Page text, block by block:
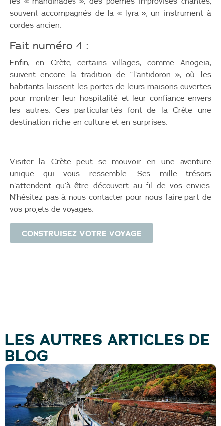
les « mandinades », des poèmes improvisés chantés,
souvent accompagnés de la « lyra », un instrument à
cordes ancien.
Fait numéro 4 :
Enfin, en Crète, certains villages, comme Anogeia,
suivent encore la tradition de “l’antidoron », où les
habitants laissent les portes de leurs maisons ouvertes
pour montrer leur hospitalité et leur confiance envers
les autres. Ces particularités font de la Crète une
destination riche en culture et en surprises.
Visiter la Crète peut se mouvoir en une aventure
unique qui vous ressemble. Ses mille trésors
n’attendent qu’à être découvert au fil de vos envies.
N’hésitez pas à nous contacter pour nous faire part de
vos projets de voyages.
CONSTRUISEZ VOTRE VOYAGE
LES AUTRES ARTICLES DE
BLOG